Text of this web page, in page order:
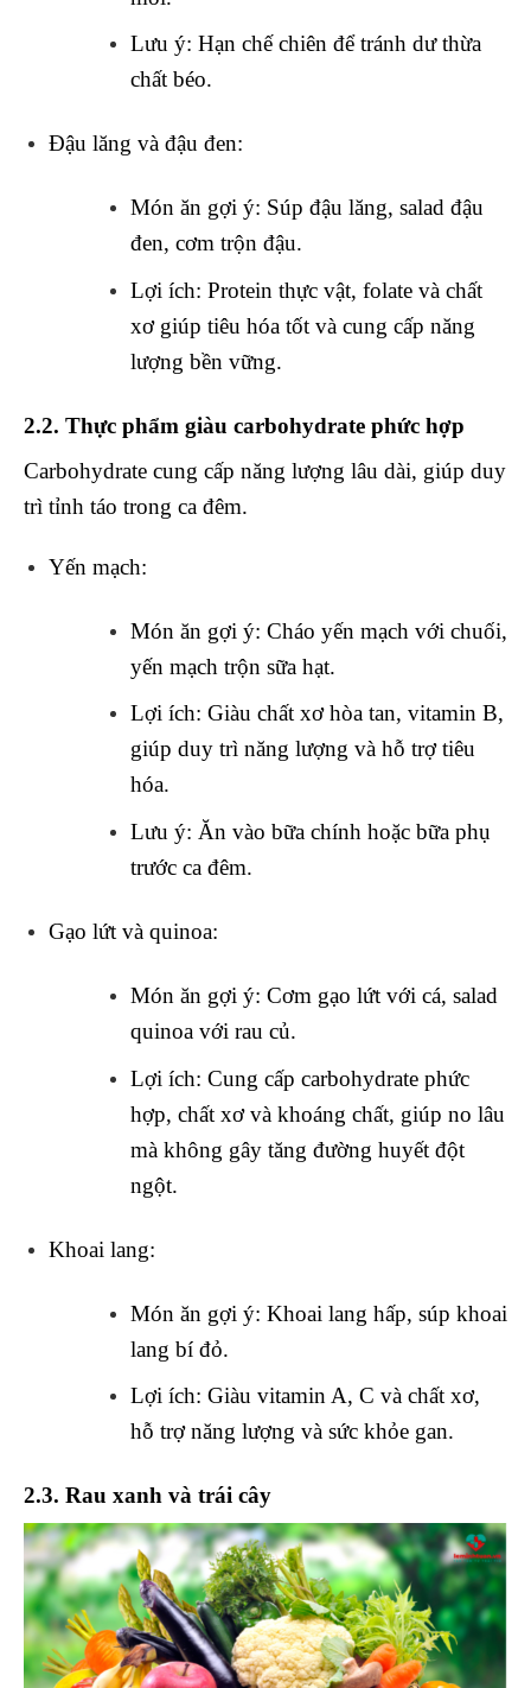
Lưu ý: Hạn chế chiên để tránh dư thừa
chất béo.
Đậu lăng và đậu đen:
Món ăn gợi ý: Súp đậu lăng, salad đậu
đen, cơm trộn đậu.
Lợi ích: Protein thực vật, folate và chất
xơ giúp tiêu hóa tốt và cung cấp năng
lượng bền vững.
2.2. Thực phẩm giàu carbohydrate phức hợp
Carbohydrate cung cấp năng lượng lâu dài, giúp duy
trì tỉnh táo trong ca đêm.
Yến mạch:
Món ăn gợi ý: Cháo yến mạch với chuối,
yến mạch trộn sữa hạt.
Lợi ích: Giàu chất xơ hòa tan, vitamin B,
giúp duy trì năng lượng và hỗ trợ tiêu
hóa.
Lưu ý: Ăn vào bữa chính hoặc bữa phụ
trước ca đêm.
Gạo lứt và quinoa:
Món ăn gợi ý: Cơm gạo lứt với cá, salad
quinoa với rau củ.
Lợi ích: Cung cấp carbohydrate phức
hợp, chất xơ và khoáng chất, giúp no lâu
mà không gây tăng đường huyết đột
ngột.
Khoai lang:
Món ăn gợi ý: Khoai lang hấp, súp khoai
lang bí đỏ.
Lợi ích: Giàu vitamin A, C và chất xơ,
hỗ trợ năng lượng và sức khỏe gan.
2.3. Rau xanh và trái cây